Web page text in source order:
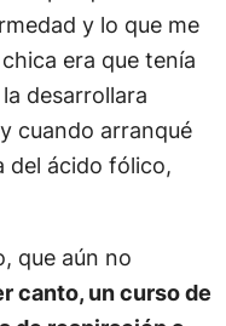
y lo que me
era que tenía
desarrollara
cuando arranqué
del ácido fólico,
que aún no
canto, un curso de